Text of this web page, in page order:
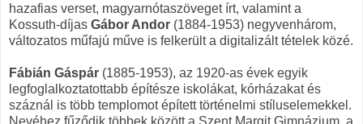
hazafias verset, magyarnótaszöveget írt, valamint a
Kossuth-díjas Gábor Andor (1884-1953) negyvenhárom,
változatos műfajú műve is felkerült a digitalizált tételek közé.
Fábián Gáspár (1885-1953), az 1920-as évek egyik
legfoglalkoztatottabb építésze iskolákat, kórházakat és
száznál is több templomot épített történelmi stíluselemekkel.
Nevéhez fűződik többek között a Szent Margit Gimnázium, a